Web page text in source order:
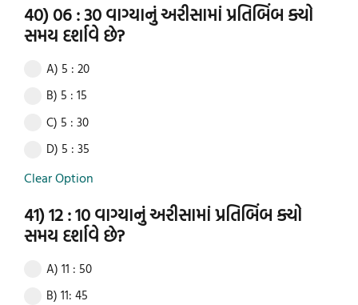
40) 06 : 30 વાગ્યાનું અરીસામાં પ્રતિબિંબ ક્યો
સમય દર્શાવે છે?
A) 5 : 20
B) 5 : 15
C) 5 : 30
D) 5 : 35
Clear Option
41) 12 : 10 વાગ્યાનું અરીસામાં પ્રતિબિંબ ક્યો
સમય દર્શાવે છે?
A) 11 : 50
B) 11: 45